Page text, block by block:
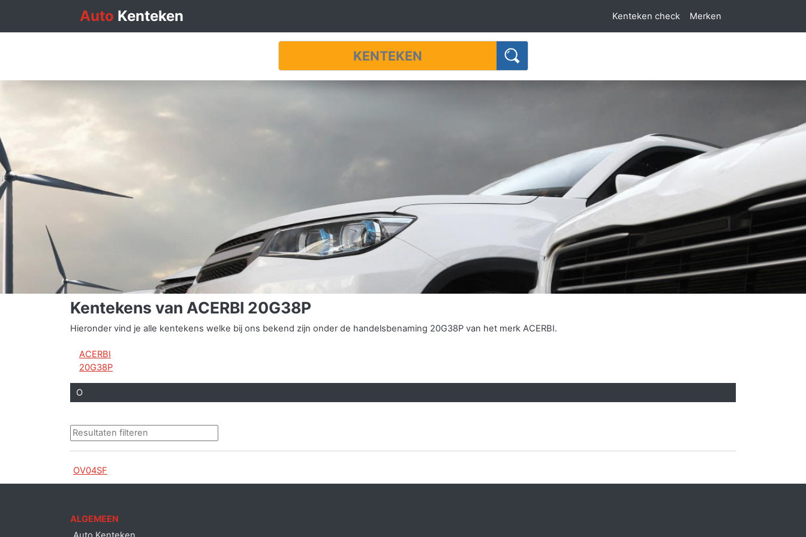
Auto Kenteken Kenteken check Merken
Kentekens van ACERBI 20G38P
Hieronder vind je alle kentekens welke bij ons bekend zijn onder de handelsbenaming 20G38P van het merk ACERBI.
ACERBI
20G38P
O
OV04SF
ALGEMEEN